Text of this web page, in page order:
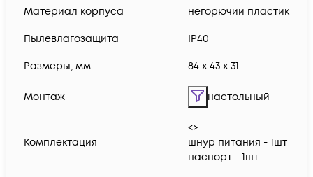
Материал корпуса негорючий пластик
Пылевлагозащита IP40
Размеры, мм 84 x 43 x 31
Монтаж настольный
Комплектация
<>
шнур питания - 1шт
паспорт - 1шт